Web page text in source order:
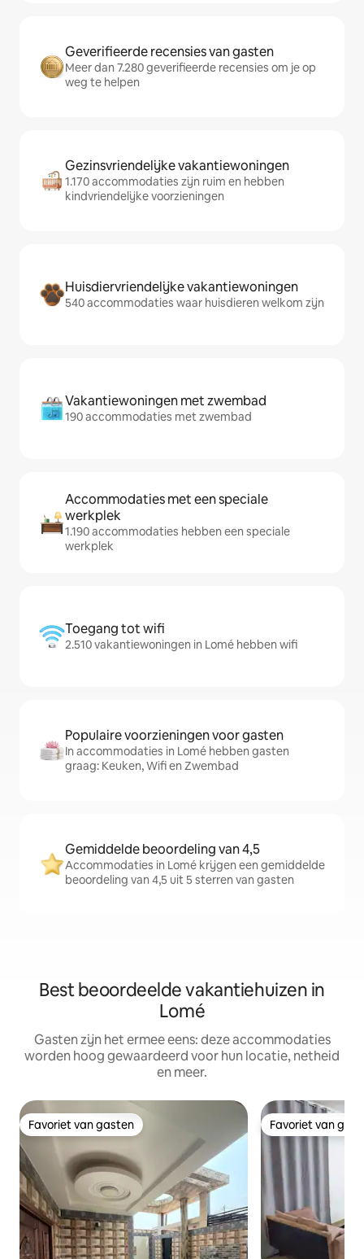
Geverifieerde recensies van gasten
Meer dan 7.280 geverifieerde recensies om je op
weg te helpen
Gezinsvriendelijke vakantiewoningen
1.170 accommodaties zijn ruim en hebben
kindvriendelijke voorzieningen
Huisdiervriendelijke vakantiewoningen
540 accommodaties waar huisdieren welkom zijn
Vakantiewoningen met zwembad
190 accommodaties met zwembad
Accommodaties met een speciale
werkplek
1.190 accommodaties hebben een speciale
werkplek
Toegang tot wifi
2.510 vakantiewoningen in Lomé hebben wifi
Populaire voorzieningen voor gasten
In accommodaties in Lomé hebben gasten
graag: Keuken, Wifi en Zwembad
Gemiddelde beoordeling van 4,5
Accommodaties in Lomé krijgen een gemiddelde
beoordeling van 4,5 uit 5 sterren van gasten
Best beoordeelde vakantiehuizen in
Lomé
Gasten zijn het ermee eens: deze accommodaties
worden hoog gewaardeerd voor hun locatie, netheid
en meer.
Favoriet van gasten
Favoriet van gasten Favoriet van
Favoriet van